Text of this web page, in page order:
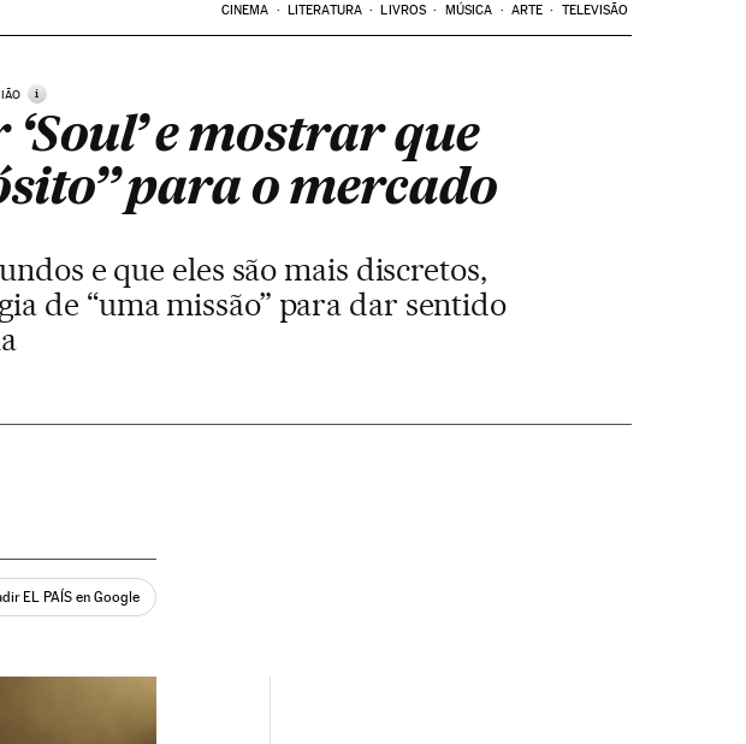
CINEMA LITERATURA LIVROS MÚSICA ARTE TELEVISÃO
i
e mostrar que
para o mercado
e que eles são mais discretos,
de “uma missão” para dar sentido
EL PAÍS en Google